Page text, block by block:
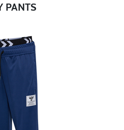
PANTS